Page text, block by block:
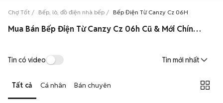
Chợ Tốt Bếp, lò, đồ điện nhà bếp Bếp Điện Từ Canzy Cz 06H
Mua Bán Bếp Điện Từ Canzy Cz 06h Cũ & Mới Chính Hãng Giá Rẻ
Tin có video Tin mới nhất
Tất cả Cá nhân Bán chuyên